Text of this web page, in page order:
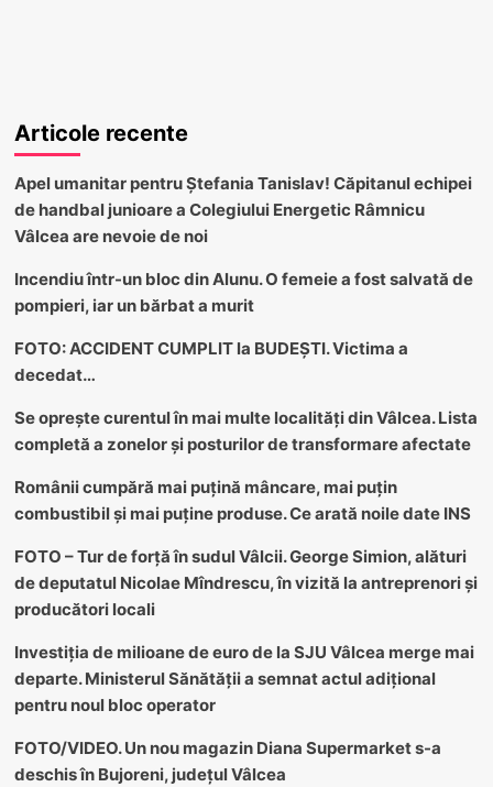
Articole recente
Apel umanitar pentru Ștefania Tanislav! Căpitanul echipei
de handbal junioare a Colegiului Energetic Râmnicu
Vâlcea are nevoie de noi
Incendiu într-un bloc din Alunu. O femeie a fost salvată de
pompieri, iar un bărbat a murit
FOTO: ACCIDENT CUMPLIT la BUDEȘTI. Victima a
decedat…
Se oprește curentul în mai multe localități din Vâlcea. Lista
completă a zonelor și posturilor de transformare afectate
Românii cumpără mai puțină mâncare, mai puțin
combustibil și mai puține produse. Ce arată noile date INS
FOTO – Tur de forță în sudul Vâlcii. George Simion, alături
de deputatul Nicolae Mîndrescu, în vizită la antreprenori și
producători locali
Investiția de milioane de euro de la SJU Vâlcea merge mai
departe. Ministerul Sănătății a semnat actul adițional
pentru noul bloc operator
FOTO/VIDEO. Un nou magazin Diana Supermarket s-a
deschis în Bujoreni, județul Vâlcea